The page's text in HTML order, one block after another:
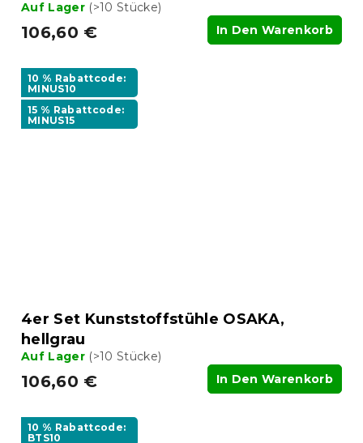
Auf Lager (>10 Stücke)
106,60 € In Den Warenkorb
10 % Rabattcode:
MINUS10
15 % Rabattcode:
MINUS15
4er Set Kunststoffstühle OSAKA,
hellgrau
Auf Lager (>10 Stücke)
106,60 € In Den Warenkorb
10 % Rabattcode:
BTS10